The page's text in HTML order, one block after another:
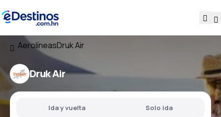
AerolíneasDruk Air
Druk Air
Ida y vuelta Solo ida